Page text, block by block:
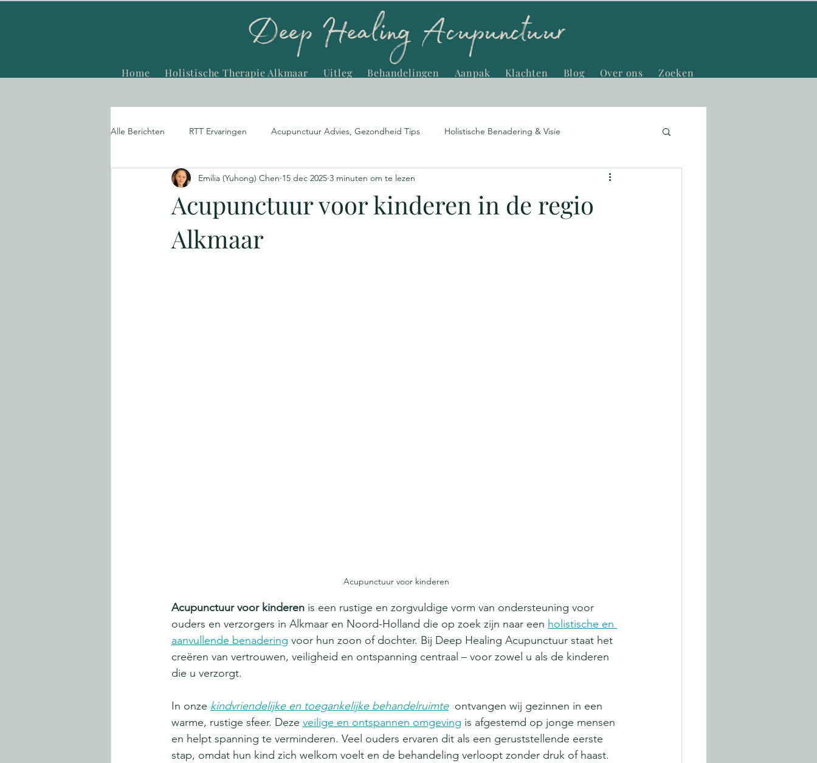
Home Holistische Therapie Alkmaar Uitleg Behandelingen Aanpak Klachten Blog Over ons Zoeken
Alle Berichten RTT Ervaringen Acupunctuur Advies, Gezondheid Tips Holistische Benadering & Visie
Acupunctuur Ervaringen Specialismen en Behandelen Natuurlijke Gezondheidsoplossingen
Acupunctuur voor kinderen in de regio
Alkmaar
Emilia (Yuhong) Chen 15 dec 2025 3 minuten om te lezen
Acupunctuur voor kinderen
Acupunctuur voor kinderen is een rustige en zorgvuldige vorm van ondersteuning voor
ouders en verzorgers in Alkmaar en Noord-Holland die op zoek zijn naar een holistische en
aanvullende benadering voor hun zoon of dochter. Bij Deep Healing Acupunctuur staat het
creëren van vertrouwen, veiligheid en ontspanning centraal – voor zowel u als de kinderen
die u verzorgt.
In onze kindvriendelijke en toegankelijke behandelruimte ontvangen wij gezinnen in een
warme, rustige sfeer. Deze veilige en ontspannen omgeving is afgestemd op jonge mensen
en helpt spanning te verminderen. Veel ouders ervaren dit als een geruststellende eerste
stap, omdat hun kind zich welkom voelt en de behandeling verloopt zonder druk of haast.